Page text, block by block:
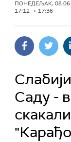
ПОНЕДЕЉАК,
17:12 -> 17:36
Саду -